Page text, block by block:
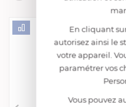
En cliquant
autorisez ainsi le
votre appareil.
paramétrer vos
Vous pouvez